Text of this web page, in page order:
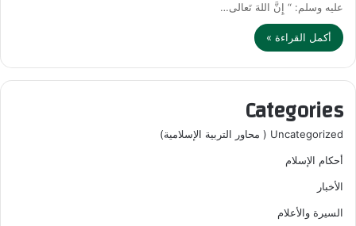
عليه وسلم: “ إِنَّ اللهَ تَعالى…
أكمل القراءة »
Categories
Uncategorized ( محاور التربية الإسلامية)
أحكام الإسلام
الأخبار
السيرة والأعلام